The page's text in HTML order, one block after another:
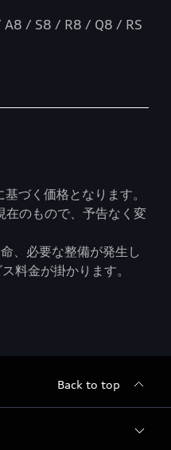
A8 / S8 / R8 / Q8 / RS
づく価格となります。
のもので、予告なく変
、必要な整備が発生し
料金が掛かります。
Back to top